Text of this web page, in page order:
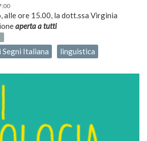
alle ore 15.00, la dott.ssa Virginia
aperta a tutti
Segni Italiana linguistica